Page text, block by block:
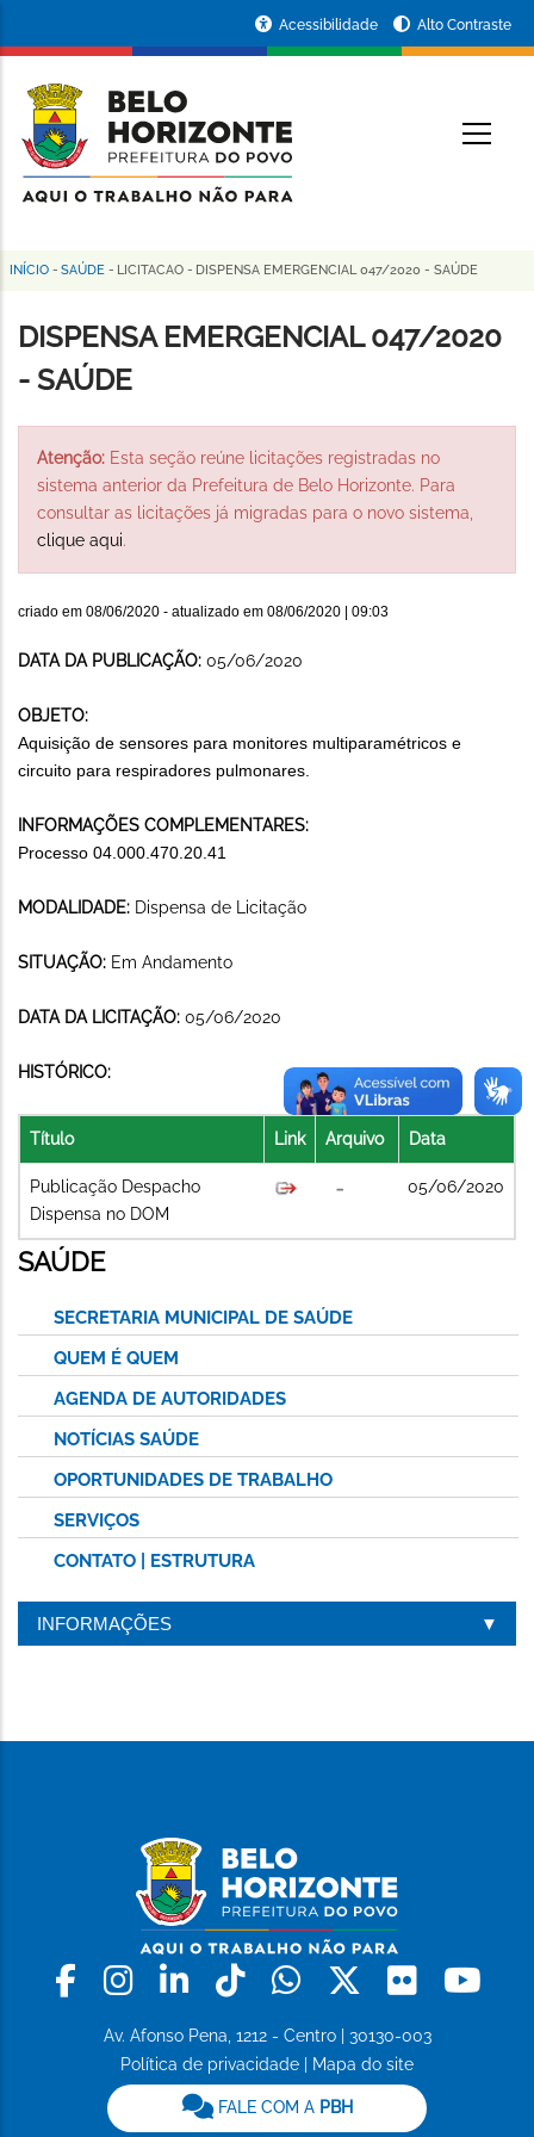
conteúdo
principal
da
Prefeitura
de
Horizonte
Acessibilidade Alto Contraste
Trilha
de
navegação
INÍCIO - SAÚDE - LICITACAO - DISPENSA EMERGENCIAL 047/2020 - SAÚDE
DISPENSA EMERGENCIAL 047/2020
- SAÚDE
Atenção: Esta seção reúne licitações registradas no
sistema anterior da Prefeitura de Belo Horizonte. Para
consultar as licitações já migradas para o novo sistema,
clique aqui.
criado em 08/06/2020 - atualizado em 08/06/2020 | 09:03
DATA DA PUBLICAÇÃO: 05/06/2020
OBJETO:
Aquisição de sensores para monitores multiparamétricos e
circuito para respiradores pulmonares.
INFORMAÇÕES COMPLEMENTARES:
Processo 04.000.470.20.41
MODALIDADE: Dispensa de Licitação
SITUAÇÃO: Em Andamento
DATA DA LICITAÇÃO: 05/06/2020
HISTÓRICO:
Título Link Arquivo Data
Publicação Despacho
Dispensa no DOM
05/06/2020
SAÚDE
SECRETARIA MUNICIPAL DE SAÚDE
QUEM É QUEM
AGENDA DE AUTORIDADES
NOTÍCIAS SAÚDE
OPORTUNIDADES DE TRABALHO
SERVIÇOS
CONTATO | ESTRUTURA
INFORMAÇÕES
Facebook
Instagram
LinkedinTiktokWhatsapp
X Flickr
Av. Afonso Pena, 1212 - Centro | 30130-003
Política de privacidade
Mapa do site
FALE COM A PBH